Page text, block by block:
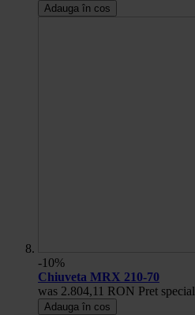
Adauga în cos
-10%
Chiuveta MRX 210-70
was 2.804,11 RON Pret special
Adauga în cos